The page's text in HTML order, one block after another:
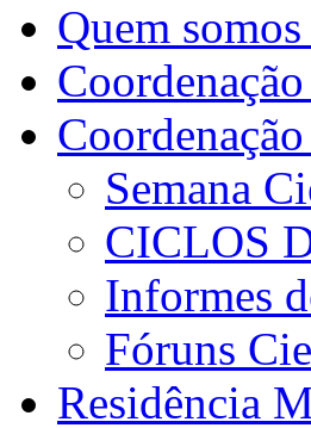
Quem
Semana
CICLOS
Informes
Fóruns
Residência